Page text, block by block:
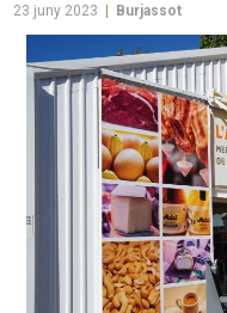
23 juny 2023 Burjassot